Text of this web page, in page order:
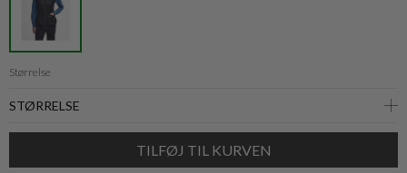
Størrelse